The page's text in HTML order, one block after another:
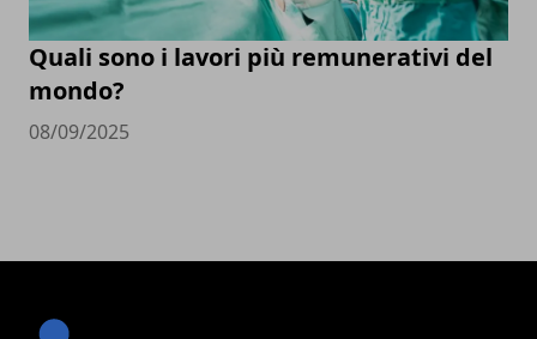
Quali sono i lavori più remunerativi del
mondo?
08/09/2025